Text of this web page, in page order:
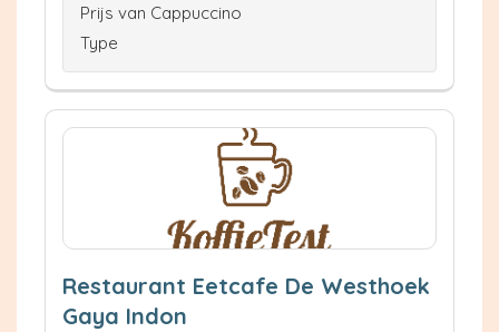
Prijs van Cappuccino
Type
Restaurant Eetcafe De Westhoek
Gaya Indon